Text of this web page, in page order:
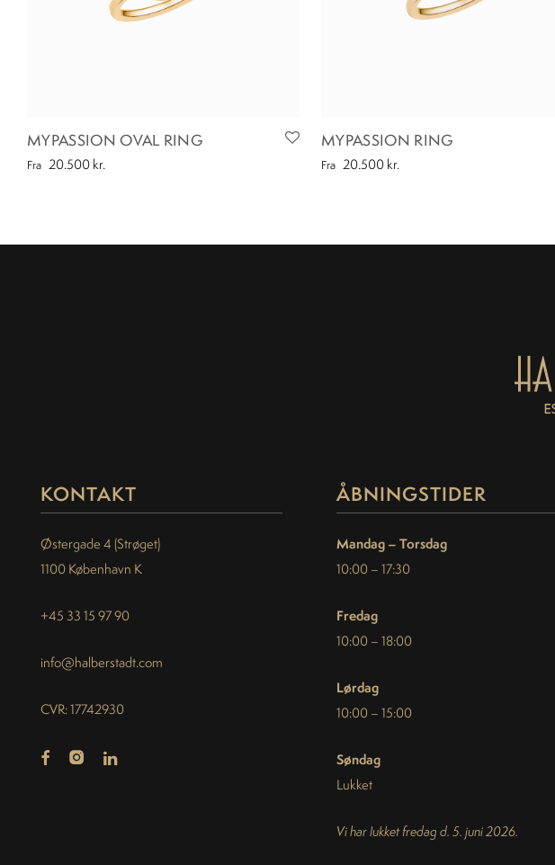
MYPASSION OVAL RING
Fra 20.500 kr.
MYPASSION RING
Fra 20.500 kr.
KONTAKT
Østergade 4 (Strøget)
1100 København K
+45 33 15 97 90
info@halberstadt.com
CVR: 17742930
ÅBNINGSTIDER
Mandag – Torsdag
10:00 – 17:30
Fredag
10:00 – 18:00
Lørdag
10:00 – 15:00
Søndag
Lukket
Vi har lukket fredag d. 5. juni 2026.